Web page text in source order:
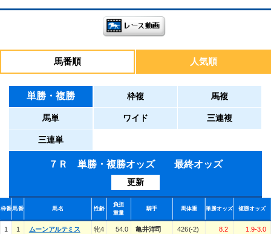
馬番順 人気順
単勝・複勝 枠複 馬複
馬単 ワイド 三連複
三連単
７Ｒ 単勝・複勝オッズ 最終オッズ
更新
枠番馬番 馬名 性齢
負担
重量
騎手 馬体重 単勝オッズ 複勝オッズ
1 1 ムーンアルテミス 牝4 54.0 亀井洋司 426(-2) 8.2 1.9-3.0